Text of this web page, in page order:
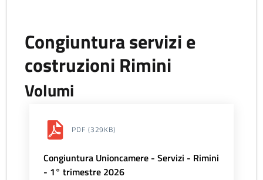
Congiuntura servizi e
costruzioni Rimini
Volumi
PDF (329KB)
Congiuntura Unioncamere - Servizi - Rimini
- 1° trimestre 2026